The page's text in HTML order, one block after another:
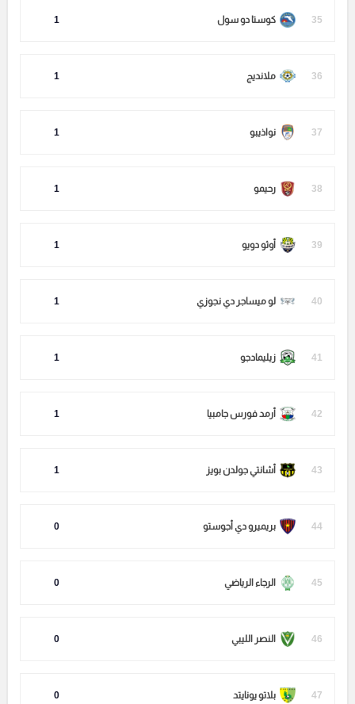
35 كوستا دو سول 1
36 ملانديج 1
37 نواذيبو 1
38 رحيمو 1
39 أوثو دويو 1
40 لو ميساجر دي نجوزي 1
41 زيليمادجو 1
42 أرمد فورس جامبيا 1
43 أشانتي جولدن بويز 1
44 بريميرو دي أجوستو 0
45 الرجاء الرياضي 0
46 النصر الليبي 0
47 بلاتو يونايتد 0